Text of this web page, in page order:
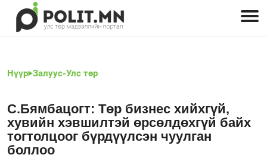
Нүүр Залуус-Улс төр
С.Бямбацогт: Төр бизнес хийхгүй,
хувийн хэвшилтэй өрсөлдөхгүй байх
тогтолцоог бүрдүүлсэн чуулган
боллоо